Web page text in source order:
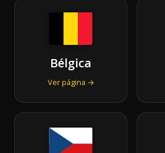
Bélgica
Ver página →